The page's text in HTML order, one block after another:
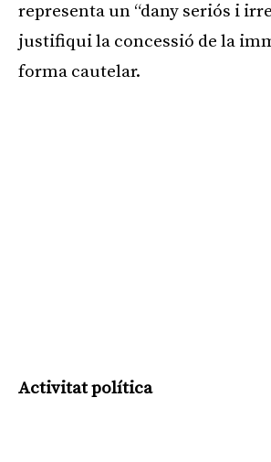
representa un “dany seriós i
justifiqui la concessió de la
forma cautelar.
Activitat política